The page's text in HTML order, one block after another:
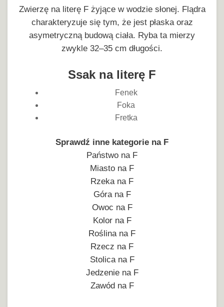
Zwierzę na literę F żyjące w wodzie słonej. Flądra
charakteryzuje się tym, że jest płaska oraz
asymetryczną budową ciała. Ryba ta mierzy
zwykle 32–35 cm długości.
Ssak na literę F
Fenek
Foka
Fretka
Sprawdź inne kategorie na F
Państwo na F
Miasto na F
Rzeka na F
Góra na F
Owoc na F
Kolor na F
Roślina na F
Rzecz na F
Stolica na F
Jedzenie na F
Zawód na F